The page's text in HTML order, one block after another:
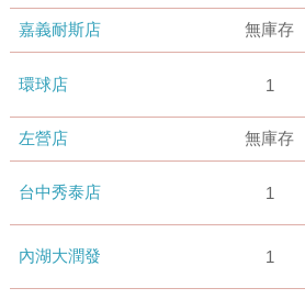
嘉義耐斯店 無庫存
環球店 1
左營店 無庫存
台中秀泰店 1
內湖大潤發 1